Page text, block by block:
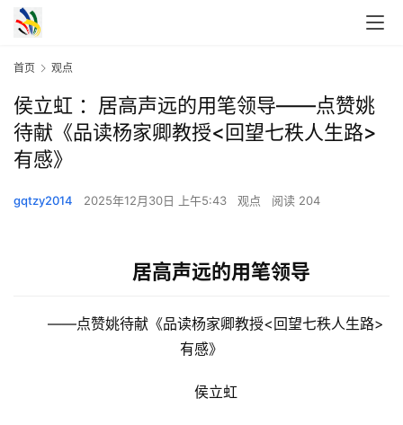
首页 观点
侯立虹 ：居高声远的用笔领导——点赞姚
待献《品读杨家卿教授<回望七秩人生路>
有感》
gqtzy2014 2025年12月30日 上午5:43 观点 阅读 204
居高声远的用笔领导
——点赞姚待献《品读杨家卿教授<回望七秩人生路>
有感》
侯立虹